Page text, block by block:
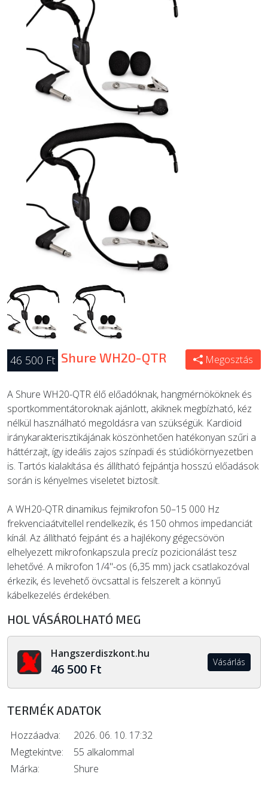
ÚJ TERMÉKEK
46 500 Ft Shure WH20-QTR Megosztás
A Shure WH20-QTR élő előadóknak, hangmérnököknek és
sportkommentátoroknak ajánlott, akiknek megbízható, kéz
nélkül használható megoldásra van szükségük. Kardioid
iránykarakterisztikájának köszönhetően hatékonyan szűri a
háttérzajt, így ideális zajos színpadi és stúdiókörnyezetben
is. Tartós kialakítása és állítható fejpántja hosszú előadások
során is kényelmes viseletet biztosít.
A WH20-QTR dinamikus fejmikrofon 50–15 000 Hz
frekvenciaátvitellel rendelkezik, és 150 ohmos impedanciát
kínál. Az állítható fejpánt és a hajlékony gégecsövön
elhelyezett mikrofonkapszula precíz pozicionálást tesz
lehetővé. A mikrofon 1/4"-os (6,35 mm) jack csatlakozóval
érkezik, és levehető övcsattal is felszerelt a könnyű
kábelkezelés érdekében.
HOL VÁSÁROLHATÓ MEG
Hangszerdiszkont.hu
46 500 Ft Vásárlás
TERMÉK ADATOK
Hozzáadva:
2026. 06. 10. 17:32
Megtekintve:
55 alkalommal
Márka:
Shure